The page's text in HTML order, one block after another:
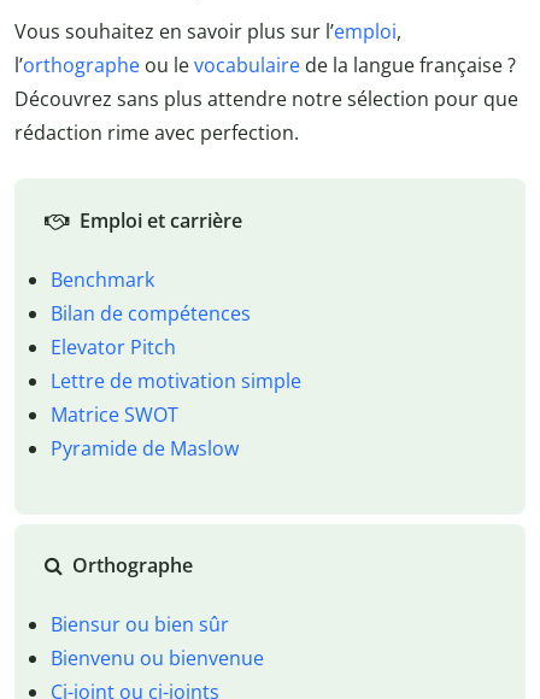
Vous souhaitez en savoir plus sur l’emploi,
l’orthographe ou levocabulaire de la langue française ?
Découvrez sans plus attendre notre sélection pour que
rédaction rime avec perfection.
Emploi et carrière
Benchmark
Bilan de compétences
Elevator Pitch
Lettre de motivation simple
Matrice SWOT
Pyramide de Maslow
Orthographe
Biensur ou bien sûr
Bienvenu ou bienvenue
Ci-joint ou ci-joints